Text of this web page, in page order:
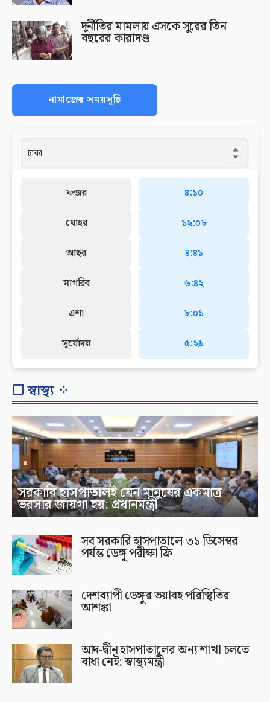
দুর্নীতির মামলায় এসকে সুরের তিন
বছরের কারাদণ্ড
নামাজের সময়সূচি
ফজর
যোহর
আছর
মাগরিব
এশা
সূর্যোদয়
৪:১০
১২:০৮
৪:৪১
৬:৪২
৮:০১
৫:২৯
❐ স্বাস্থ্য ⁘
সরকারি হাসপাতালই যেন মানুষের একমাত্র
ভরসার জায়গা হয়: প্রধানমন্ত্রী
সব সরকারি হাসপাতালে ৩১ ডিসেম্বর
পর্যন্ত ডেঙ্গু পরীক্ষা ফ্রি
দেশব্যাপী ডেঙ্গুর ভয়াবহ পরিস্থিতির
আশঙ্কা
আদ-দ্বীন হাসপাতালের অন্য শাখা চলতে
বাধা নেই: স্বাস্থ্যমন্ত্রী